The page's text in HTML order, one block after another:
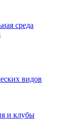
среда
видов
и клубы